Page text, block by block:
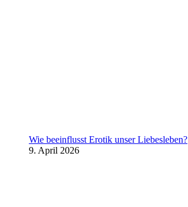
Wie beeinflusst Erotik unser Liebesleben?
9. April 2026